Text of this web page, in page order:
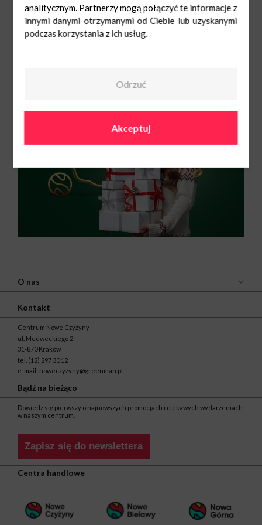
prezentu albo samodzielny upominek — szczególnie dla tych, którzy cenią
spokojne poranki i długie rozmowy przy stole. Obdarowany/na nie musi być
koneserem, by docenić aromat egzotycznej herbaty.
O nas
Kontakt
Centrum Nowe Czyżyny
ul. Medweckiego 2
31-870 Kraków
tel. (12) 297 30 12
e-mail: noweczyzyny@greenman.pl
Bądź na bieżąco
Dowiedz się pierwszy o najnowszych promocjach i ciekawych wydarzeniach
w naszym centrum.
Zapisz się do newslettera
Centra handlowe
analitycznym. Partnerzy mogą połączyć te informacje z
innymi danymi otrzymanymi od Ciebie lub uzyskanymi
podczas korzystania z ich usług.
Odrzuć
Akceptuj